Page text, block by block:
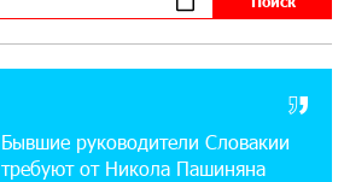
зарегистрироваться также с помощью
бонусы в играх»: IDBank
о кибератаках на школьников
Бывшие руководители Словакии
требуют от Никола Пашиняна